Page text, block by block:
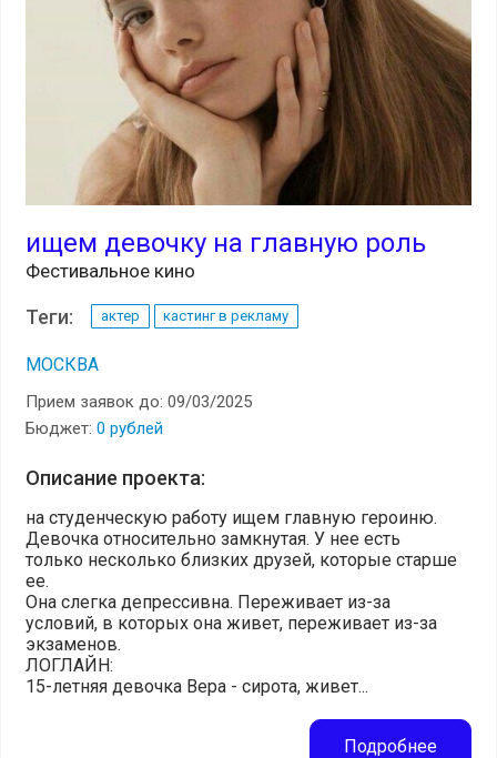
ищем девочку на главную роль
Фестивальное кино
Теги: актер кастинг в рекламу
МОСКВА
Прием заявок до: 09/03/2025
Бюджет: 0 рублей
Описание проекта:
на студенческую работу ищем главную героиню.
Девочка относительно замкнутая. У нее есть
только несколько близких друзей, которые старше
ее.
Она слегка депрессивна. Переживает из-за
условий, в которых она живет, переживает из-за
экзаменов.
ЛОГЛАЙН:
15-летняя девочка Вера - сирота, живет...
Подробнее